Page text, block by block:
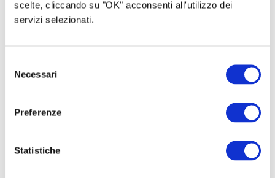
scelte, cliccando su "OK" acconsenti all'utilizzo dei
servizi selezionati.
delNecessari
Preferenze
Statistiche